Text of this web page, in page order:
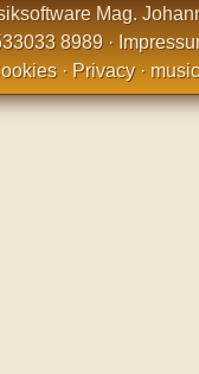
Mag.
8989 ·
· Privacy·